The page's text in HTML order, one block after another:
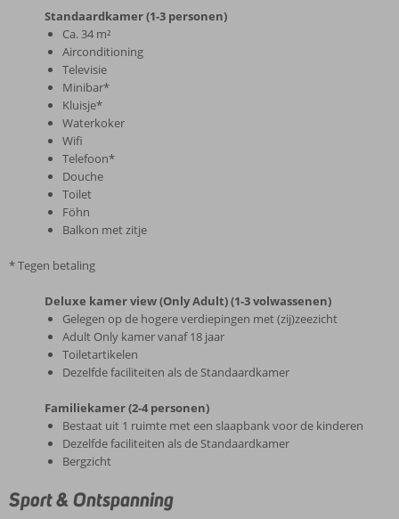
Standaardkamer (1-3 personen)
Ca. 34 m²
Airconditioning
Televisie
Minibar*
Kluisje*
Waterkoker
Wifi
Telefoon*
Douche
Toilet
Föhn
Balkon met zitje
* Tegen betaling
Deluxe kamer view (Only Adult) (1-3 volwassenen)
Gelegen op de hogere verdiepingen met (zij)zeezicht
Adult Only kamer vanaf 18 jaar
Toiletartikelen
Dezelfde faciliteiten als de Standaardkamer
Familiekamer (2-4 personen)
Bestaat uit 1 ruimte met een slaapbank voor de kinderen
Dezelfde faciliteiten als de Standaardkamer
Bergzicht
Sport & Ontspanning